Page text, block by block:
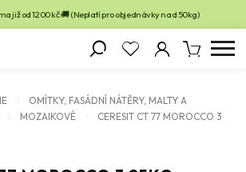
již od 1200 kč 🚚 (Neplatí pro objednávky nad 50kg)
OMÍTKY, FASÁDNÍ NÁTĚRY, MALTY A
MOZAIKOVÉ
CERESIT CT 77 MOROCCO 3